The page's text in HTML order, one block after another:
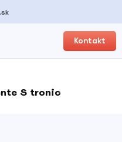
Kontakt
S tronic